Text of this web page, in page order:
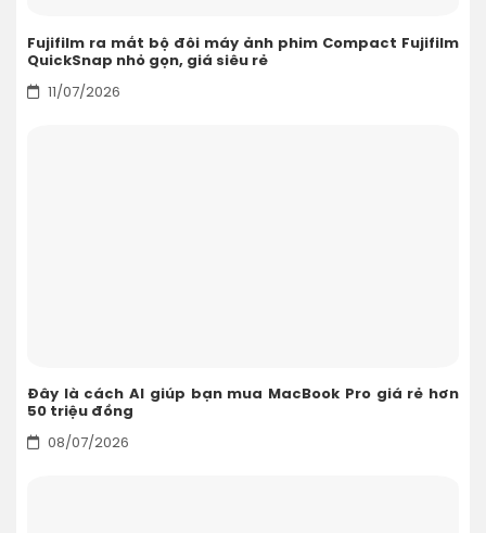
Fujifilm ra mắt bộ đôi máy ảnh phim Compact Fujifilm
QuickSnap nhỏ gọn, giá siêu rẻ
11/07/2026
Đây là cách AI giúp bạn mua MacBook Pro giá rẻ hơn
50 triệu đồng
08/07/2026